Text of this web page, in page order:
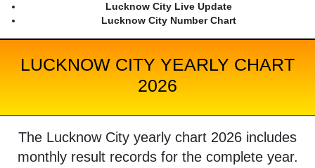
Lucknow City Live Update
Lucknow City Number Chart
LUCKNOW CITY YEARLY CHART
2026
The Lucknow City yearly chart 2026 includes
monthly result records for the complete year.